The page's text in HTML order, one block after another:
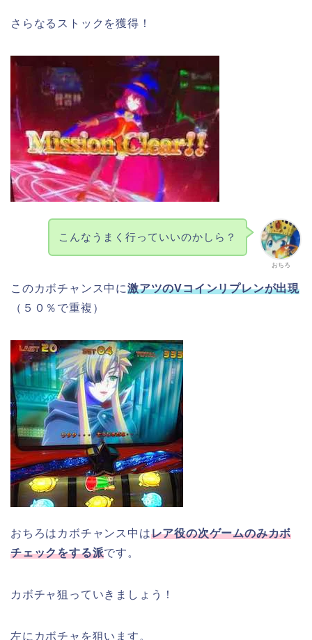
さらなるストックを獲得！
おちろ
こんなうまく行っていいのかしら？
このカボチャンス中に激アツのVコインリプレンが出現
（５０％で重複）
おちろはカボチャンス中はレア役の次ゲームのみカボ
チェックをする派です。
カボチャ狙っていきましょう！
左にカボチャを狙います。